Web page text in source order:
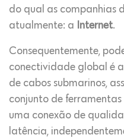
do qual as companhias
atualmente: a
Internet.
Consequentemente,
conectividade global é
de cabos submarinos,
conjunto de ferramentas
uma conexão de
latência,